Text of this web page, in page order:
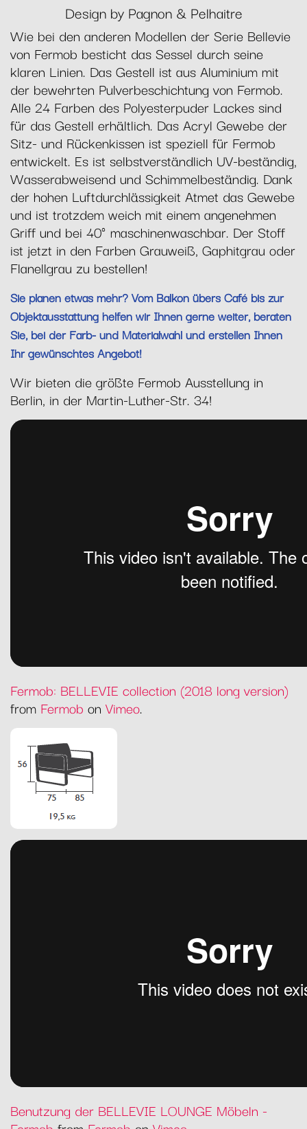
Design by Pagnon & Pelhaitre
Wie bei den anderen Modellen der Serie Bellevie
von Fermob besticht das Sessel durch seine
klaren Linien. Das Gestell ist aus Aluminium mit
der bewehrten Pulverbeschichtung von Fermob.
Alle 24 Farben des Polyesterpuder Lackes sind
für das Gestell erhältlich. Das Acryl Gewebe der
Sitz- und Rückenkissen ist speziell für Fermob
entwickelt. Es ist selbstverständlich UV-beständig,
Wasserabweisend und Schimmelbeständig. Dank
der hohen Luftdurchlässigkeit Atmet das Gewebe
und ist trotzdem weich mit einem angenehmen
Griff und bei 40° maschinenwaschbar. Der Stoff
ist jetzt in den Farben Grauweiß, Gaphitgrau oder
Flanellgrau zu bestellen!
Sie planen etwas mehr? Vom Balkon übers Café bis zur
Objektausstattung helfen wir Ihnen gerne weiter, beraten
Sie, bei der Farb- und Materialwahl und erstellen Ihnen
Ihr gewünschtes Angebot!
Wir bieten die größte Fermob Ausstellung in
Berlin, in der Martin-Luther-Str. 34!
Fermob: BELLEVIE collection (2018 long version)
from Fermob on Vimeo.
Benutzung der BELLEVIE LOUNGE Möbeln -